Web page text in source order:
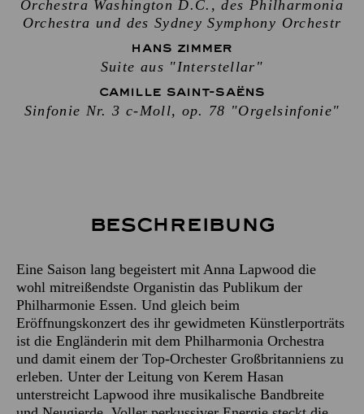
Orchestra Washington D.C., des Philharmonia
Orchestra und des Sydney Symphony Orchestr
HANS ZIMMER
Suite aus "Interstellar"
CAMILLE SAINT-SAËNS
Sinfonie Nr. 3 c-Moll, op. 78 "Orgelsinfonie"
Beschreibung
Eine Saison lang begeistert mit Anna Lapwood die
wohl mitreißendste Organistin das Publikum der
Philharmonie Essen. Und gleich beim
Eröffnungskonzert des ihr gewidmeten Künstlerporträts
ist die Engländerin mit dem Philharmonia Orchestra
und damit einem der Top-Orchester Großbritanniens zu
erleben. Unter der Leitung von Kerem Hasan
unterstreicht Lapwood ihre musikalische Bandbreite